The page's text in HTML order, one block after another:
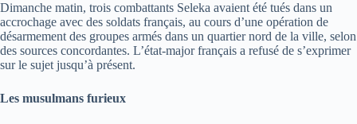
Dimanche matin, trois combattants Seleka avaient été tués dans un
accrochage avec des soldats français, au cours d’une opération de
désarmement des groupes armés dans un quartier nord de la ville, selon
des sources concordantes. L’état-major français a refusé de s’exprimer
sur le sujet jusqu’à présent.
Les musulmans furieux